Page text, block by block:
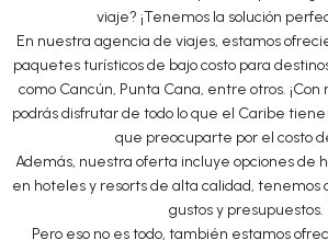
viaje? ¡Tenemos la solución
En nuestra agencia de viajes, estamos
paquetes turísticos de bajo costo para
como Cancún, Punta Cana, entre otros. ¡Con
podrás disfrutar de todo lo que el Caribe
que preocuparte por el costo
Además, nuestra oferta incluye opciones de
en hoteles y resorts de alta calidad, tenemos
gustos y presupuestos.
Pero eso no es todo, también estamos